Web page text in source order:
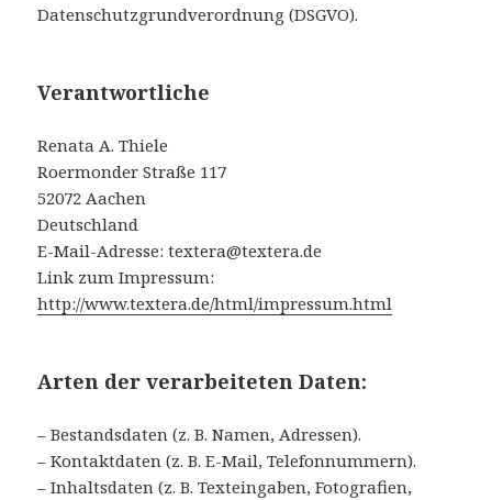
Datenschutzgrundverordnung (DSGVO).
Verantwortliche
Renata A. Thiele
Roermonder Straße 117
52072 Aachen
Deutschland
E-Mail-Adresse: textera@textera.de
Link zum Impressum:
http://www.textera.de/html/impressum.html
Arten der verarbeiteten Daten:
– Bestandsdaten (z. B. Namen, Adressen).
– Kontaktdaten (z. B. E-Mail, Telefonnummern).
– Inhaltsdaten (z. B. Texteingaben, Fotografien,